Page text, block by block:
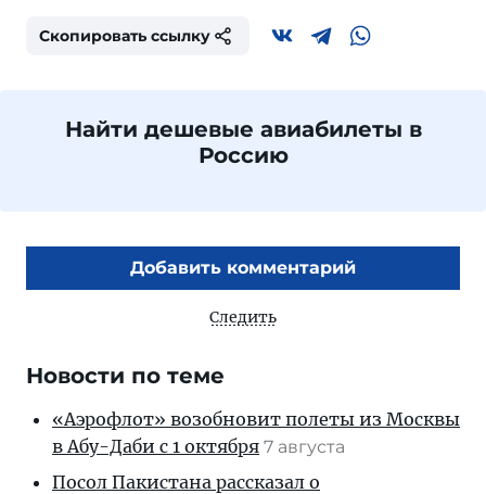
Скопировать ссылку
Найти дешевые авиабилеты в
Россию
Добавить комментарий
Следить
Новости по теме
«Аэрофлот» возобновит полеты из Москвы
в Абу-Даби с 1 октября 7 августа
Посол Пакистана рассказал о